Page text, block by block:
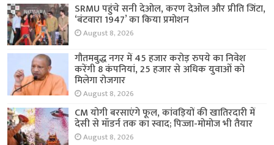
SRMU पहुंचे सनी देओल, करण देओल और प्रीति जिंटा,
‘बंटवारा 1947’ का किया प्रमोशन
August 8, 2026
गौतमबुद्ध नगर में 45 हजार करोड़ रुपये का निवेश
करेंगी 8 कंपनियां, 25 हजार से अधिक युवाओं को
मिलेगा रोजगार
August 8, 2026
CM योगी बरसाएंगे फूल, कांवड़ियों की खातिरदारी में
देसी से मॉडर्न तक का स्वाद; पिज्जा-मोमोज भी तैयार
August 8, 2026